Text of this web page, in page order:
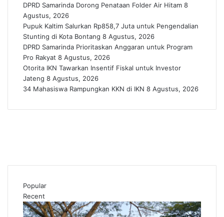
DPRD Samarinda Dorong Penataan Folder Air Hitam 8
Agustus, 2026
Pupuk Kaltim Salurkan Rp858,7 Juta untuk Pengendalian
Stunting di Kota Bontang 8 Agustus, 2026
DPRD Samarinda Prioritaskan Anggaran untuk Program
Pro Rakyat 8 Agustus, 2026
Otorita IKN Tawarkan Insentif Fiskal untuk Investor
Jateng 8 Agustus, 2026
34 Mahasiswa Rampungkan KKN di IKN 8 Agustus, 2026
Popular
Recent